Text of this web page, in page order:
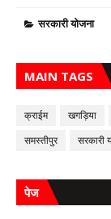
सरकारी योजना
MAIN TAGS
क्राईम खगड़िया
समस्तीपुर
सरकारी
पेज